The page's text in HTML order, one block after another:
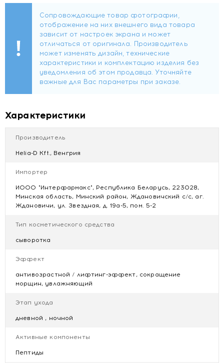
В составе:
Трипептид меди 1 (TEGO® Pep 3 Recover),
антиоксидант
Тетрапептид 30 (TEGO® Pep 4-Even), борется с
пигментацией
Аргирелина®, уменишает глубину и площадь
морщин
Как использовать:
Наносите 3–4 капли ежедневно и/или вечером после
массирующими движениями, затем продолжите свой
обычный уход за кожей. Избегайте попадания в
укреплению кожи и борьбе с морщинами.
Состав:
Aqua (Water), Glycerin, Butylene Glycol, Acetyl
Hexapeptide-8, Copper Tripeptide-1, Tetrapeptide-30,
Характеристики
Производитель
Helia-D Kft., Венгрия
Импортер
ИООО "Интерфармакс", Республика Беларусь, 223028,
Минская область, Минский район, Ждановичский с/с, аг.
Ждановичи, ул. Звездная, д. 19а-5, пом. 5-2
Тип косметического средства
сыворотка
Эффект
антивозрастной / лифтинг-эффект, сокращение
морщин, увлажняющий
Этап ухода
дневной , ночной
Активные компоненты
Пептиды